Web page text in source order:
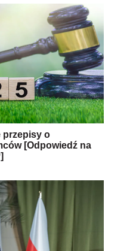
przepisy o
[Odpowiedź na